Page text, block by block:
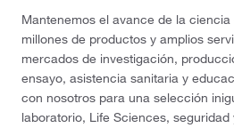
Mantenemos el avance de la
millones de productos y amplios
mercados de investigación,
ensayo, asistencia sanitaria y
con nosotros para una selección
laboratorio, Life Sciences, seguridad